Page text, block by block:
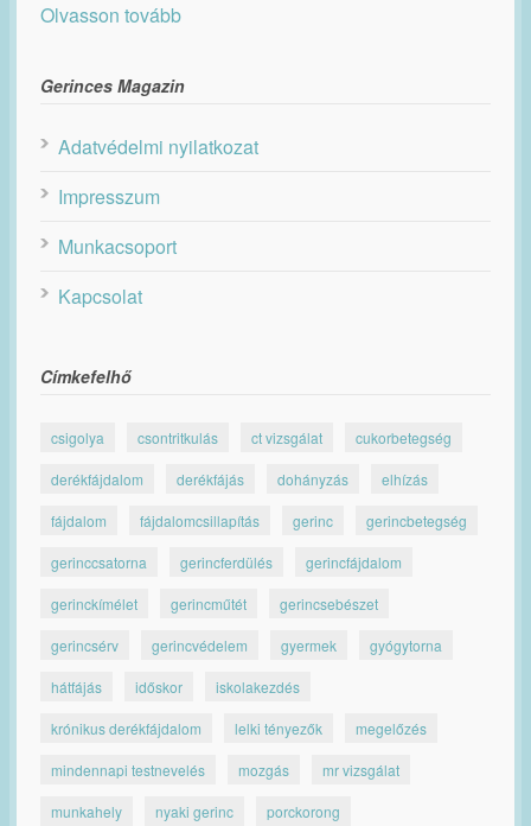
Olvasson tovább
Gerinces Magazin
Adatvédelmi nyilatkozat
Impresszum
Munkacsoport
Kapcsolat
Címkefelhő
csigolya csontritkulás ct vizsgálat cukorbetegség
derékfájdalom derékfájás dohányzás elhízás
fájdalom fájdalomcsillapítás gerinc gerincbetegség
gerinccsatorna gerincferdülés gerincfájdalom
gerinckímélet gerincműtét gerincsebészet
gerincsérv gerincvédelem gyermek gyógytorna
hátfájás időskor iskolakezdés
krónikus derékfájdalom lelki tényezők megelőzés
mindennapi testnevelés mozgás mr vizsgálat
munkahely nyaki gerinc porckorong